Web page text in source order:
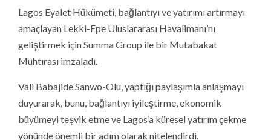
Lagos Eyalet Hükümeti, bağlantıyı ve yatırımı artırmayı
amaçlayan Lekki-Epe Uluslararası Havalimanı’nı
geliştirmek için Summa Group ile bir Mutabakat
Muhtırası imzaladı.
Vali Babajide Sanwo-Olu, yaptığı paylaşımla anlaşmayı
duyurarak, bunu, bağlantıyı iyileştirme, ekonomik
büyümeyi teşvik etme ve Lagos’a küresel yatırım çekme
yönünde önemli bir adım olarak nitelendirdi.